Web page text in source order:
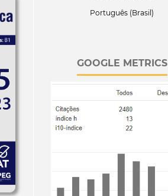
Português (Brasil)
GOOGLE METRICS